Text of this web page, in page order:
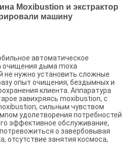
Moxibustion и экстрактор
машину
автоматическое
дыма moxa
не нужно установить сложные
опыт очищения, бездымных и
клиента. Аппаратура
завихряясь moxibustion, с
сильным чувством
удолетворения потребностей
эффективное обслуживание,
о завербовывая
отсутствие занятия космоса,